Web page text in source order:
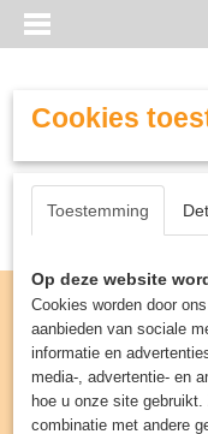
Cookies
Toestemming
Op deze website
Cookies worden door
aanbieden van sociale
informatie en
media-, advertentie- en
hoe u onze site
combinatie met andere